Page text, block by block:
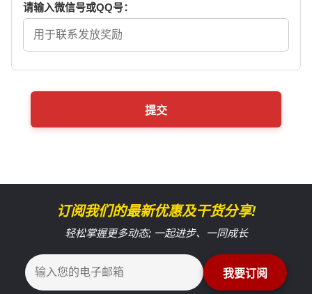
请输入微信号或QQ号：
提交
订阅我们的最新优惠及干货分享!
轻松掌握更多动态; 一起进步、一同成长
我要订阅